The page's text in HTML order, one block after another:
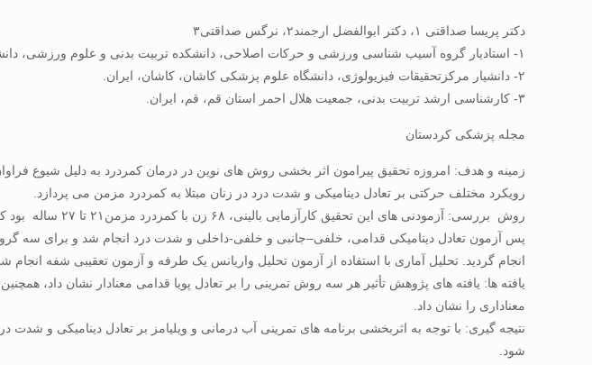
دکتر پریسا صداقتی ۱، دکتر ابوالفضل ارجمند۲، نرگس صداقتی۳
۱- استادیار گروه آسیب شناسی ورزشی و حرکات اصلاحی، دانشکده تربیت بدنی و علوم ورزشی، دانشگاه گیلان، رشت، ایران ،
۲- دانشیار مرکزتحقیقات فیزیولوژی، دانشگاه علوم پزشکی کاشان، کاشان، ایران.
۳- کارشناسی ارشد تربیت بدنی، جمعیت هلال احمر استان قم، قم، ایران.
مجله پزشکی کردستان
زمینه و هدف: امروزه تحقیق پیرامون اثر بخشی روش های نوین در درمان کمردرد به دلیل شیوع
رویکرد مختلف حرکتی بر تعادل دینامیکی و شدت درد در زنان مبتلا به کمردرد مزمن می پردازد.
روش بررسی:
انجام گردید. تحلیل آماری با استفاده از آزمون تحلیل واریانس یک طرفه و آزمون تعقیبی شفه انجام
یافته ها: یافته های پژوهش تأثیر هر سه روش تمرینی را بر تعادل پویا قدامی معنادار نشان داد،
معناداری را نشان داد.
نتیجه گیری: با توجه به اثربخشی برنامه های تمرینی آب درمانی و ویلیامز بر تعادل دینامیکی و
شود.